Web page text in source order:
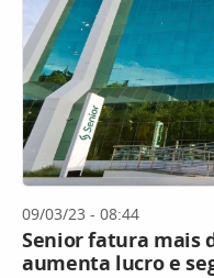
09/03/23 - 08:44
Senior fatura mais
aumenta lucro e